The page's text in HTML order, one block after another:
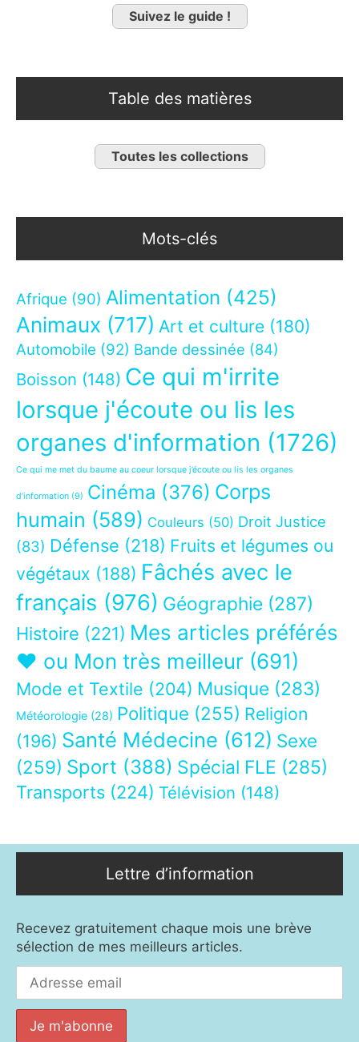
Suivez le guide !
Table des matières
Toutes les collections
Mots-clés
Afrique (90) Alimentation (425)
Animaux (717) Art et culture (180)
Automobile (92) Bande dessinée (84)
Boisson (148) Ce qui m'irrite
lorsque j'écoute ou lis les
organes d'information (1726)
Ce qui me met du baume au coeur lorsque j’écoute ou lis les organes
d’information (9) Cinéma (376) Corps
humain (589) Couleurs (50) Droit Justice
(83) Défense (218) Fruits et légumes ou
végétaux (188) Fâchés avec le
français (976) Géographie (287)
Histoire (221) Mes articles préférés
❤ ou Mon très meilleur (691)
Mode et Textile (204) Musique (283)
Météorologie (28) Politique (255) Religion
(196) Santé Médecine (612) Sexe
(259) Sport (388) Spécial FLE (285)
Transports (224) Télévision (148)
Lettre d’information
Recevez gratuitement chaque mois une brève
sélection de mes meilleurs articles.